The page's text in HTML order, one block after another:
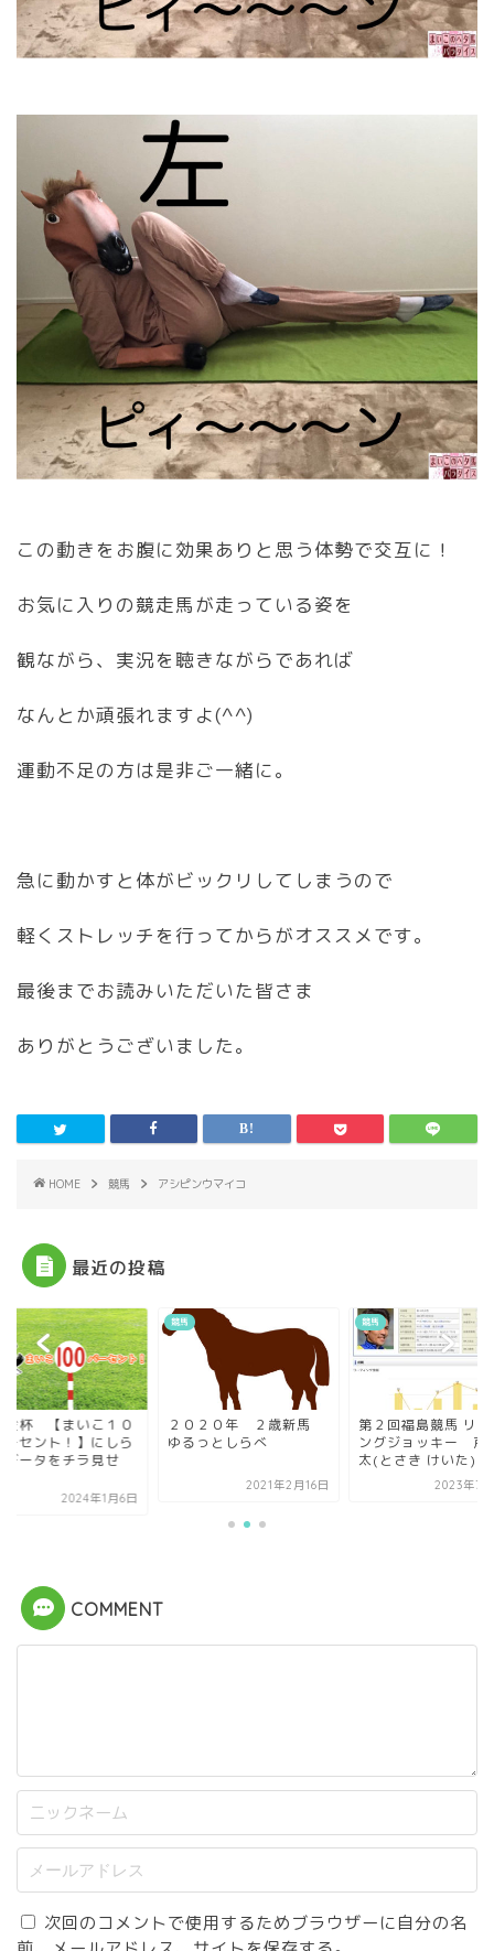
この動きをお腹に効果ありと思う体勢で交互に！
お気に入りの競走馬が走っている姿を
観ながら、実況を聴きながらであれば
なんとか頑張れますよ(^^)
運動不足の方は是非ご一緒に。
急に動かすと体がビックリしてしまうので
軽くストレッチを行ってからがオススメです。
最後までお読みいただいた皆さま
ありがとうございました。
HOME 競馬 アシピンウマイコ
最近の投稿
金杯 【まいこ１０
ーセント！】にしら
データをチラ見せ
2024年1月6日
競馬
２０２０年 ２歳新馬
ゆるっとしらべ
2021年2月16日
競馬
第２回福島競馬 リ
ングジョッキー 戸
太(とさき けいた)...
2023年7
COMMENT
次回のコメントで使用するためブラウザーに自分の名